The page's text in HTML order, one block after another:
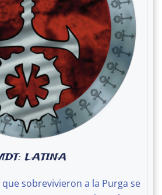
LATINA
sobrevivieron a la Purga se